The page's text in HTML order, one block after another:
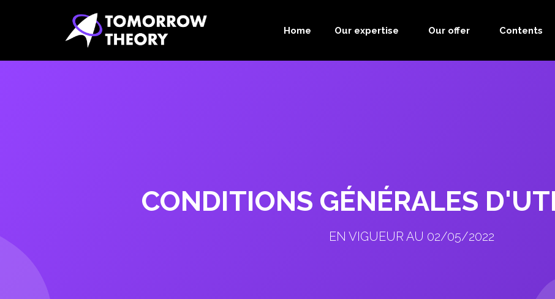
Home Our expertise Our offer Contents
CONDITIONS GÉNÉRALES
EN VIGUEUR AU 02/05/2022